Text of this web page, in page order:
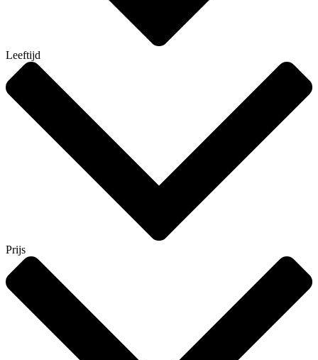
Leeftijd
Prijs